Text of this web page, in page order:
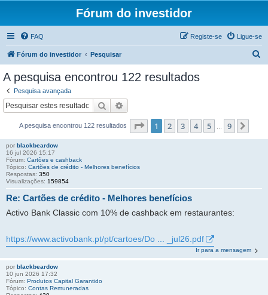
Fórum do investidor
FAQ Ligue-se
Registe-se
Fórum do investidor Pesquisar
s
A pesquisa encontrou 122 resultados
Pesquisa avançada
Pesquisar
A pesquisa encontrou 122 resultados Página de
1 2 3 4 5 9
por blackbeardow
16 jul 2026 15:17
Fórum: Cartões e cashback
Tópico: Cartões de crédito - Melhores benefícios
Respostas: 350
Visualizações: 159854
Re: Cartões de crédito - Melhores benefícios
Activo Bank Classic com 10% de cashback em restaurantes:
https://www.activobank.pt/pt/cartoes/Do ... _jul26.pdf
Ir para a mensagem
por blackbeardow
10 jun 2026 17:32
Fórum: Produtos Capital Garantido
Tópico: Contas Remuneradas